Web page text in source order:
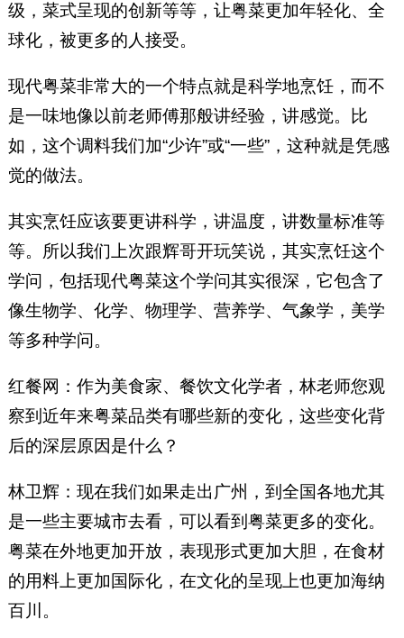
级，菜式呈现的创新等等，让粤菜更加年轻化、全
球化，被更多的人接受。
现代粤菜非常大的一个特点就是科学地烹饪，而不
是一味地像以前老师傅那般讲经验，讲感觉。比
如，这个调料我们加“少许”或“一些”，这种就是凭感
觉的做法。
其实烹饪应该要更讲科学，讲温度，讲数量标准等
等。所以我们上次跟辉哥开玩笑说，其实烹饪这个
学问，包括现代粤菜这个学问其实很深，它包含了
像生物学、化学、物理学、营养学、气象学，美学
等多种学问。
红餐网：作为美食家、餐饮文化学者，林老师您观
察到近年来粤菜品类有哪些新的变化，这些变化背
后的深层原因是什么？
林卫辉：现在我们如果走出广州，到全国各地尤其
是一些主要城市去看，可以看到粤菜更多的变化。
粤菜在外地更加开放，表现形式更加大胆，在食材
的用料上更加国际化，在文化的呈现上也更加海纳
百川。